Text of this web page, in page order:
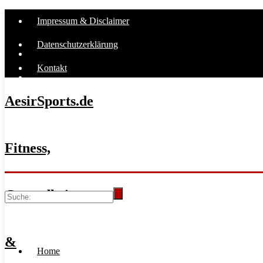
Impressum & Disclaimer
Datenschutzerklärung
Kontakt
AesirSports.de
Fitness,
Gesundheit
&
Home